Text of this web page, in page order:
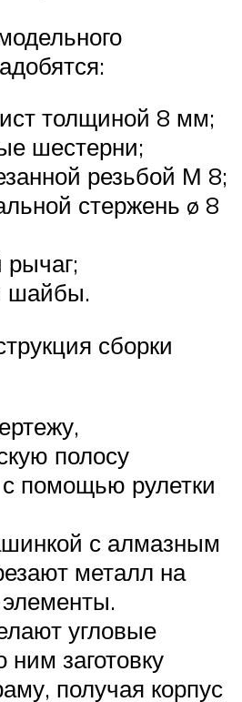
толщиной 8 мм;
шестерни;
резьбой М 8;
стержень ø 8
рычаг;
шайбы.
сборки
полосу
помощью рулетки
с алмазным
металл на
угловые
ним заготовку
получая корпус